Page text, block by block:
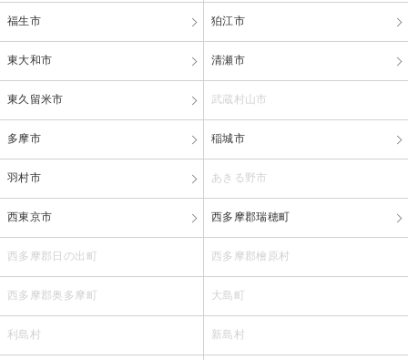
福生市 狛江市
東大和市 清瀬市
東久留米市 武蔵村山市
多摩市 稲城市
羽村市 あきる野市
西東京市 西多摩郡瑞穂町
西多摩郡日の出町 西多摩郡檜原村
西多摩郡奥多摩町 大島町
利島村 新島村